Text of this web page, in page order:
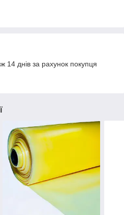
14 днів за рахунок покупця